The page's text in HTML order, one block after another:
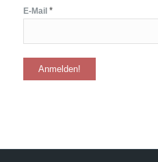
E-Mail *